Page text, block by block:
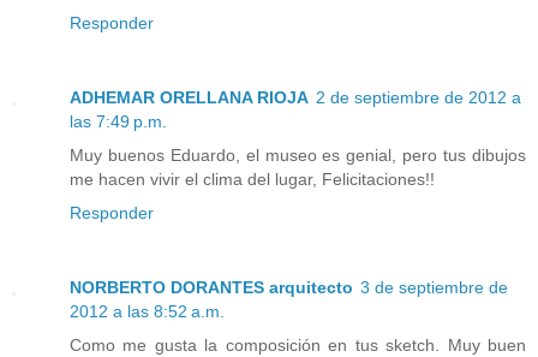
Responder
ADHEMAR ORELLANA RIOJA 2 de septiembre de 2012 a
las 7:49 p.m.
Muy buenos Eduardo, el museo es genial, pero tus dibujos
me hacen vivir el clima del lugar, Felicitaciones!!
Responder
NORBERTO DORANTES arquitecto 3 de septiembre de
2012 a las 8:52 a.m.
Como me gusta la composición en tus sketch. Muy buen